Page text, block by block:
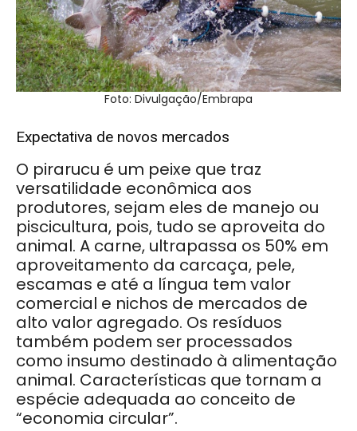
Foto: Divulgação/Embrapa
Expectativa de novos mercados
O pirarucu é um peixe que traz
versatilidade econômica aos
produtores, sejam eles de manejo ou
piscicultura, pois, tudo se aproveita do
animal. A carne, ultrapassa os 50% em
aproveitamento da carcaça, pele,
escamas e até a língua tem valor
comercial e nichos de mercados de
alto valor agregado. Os resíduos
também podem ser processados
como insumo destinado à alimentação
animal. Características que tornam a
espécie adequada ao conceito de
“economia circular”.